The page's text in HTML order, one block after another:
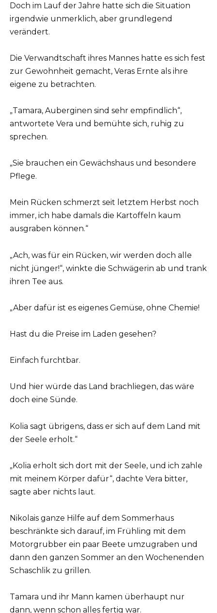
Doch im Lauf der Jahre hatte sich die Situation
irgendwie unmerklich, aber grundlegend
verändert.
Die Verwandtschaft ihres Mannes hatte es sich fest
zur Gewohnheit gemacht, Veras Ernte als ihre
eigene zu betrachten.
„Tamara, Auberginen sind sehr empfindlich“,
antwortete Vera und bemühte sich, ruhig zu
sprechen.
„Sie brauchen ein Gewächshaus und besondere
Pflege.
Mein Rücken schmerzt seit letztem Herbst noch
immer, ich habe damals die Kartoffeln kaum
ausgraben können.“
„Ach, was für ein Rücken, wir werden doch alle
nicht jünger!“, winkte die Schwägerin ab und trank
ihren Tee aus.
„Aber dafür ist es eigenes Gemüse, ohne Chemie!
Hast du die Preise im Laden gesehen?
Einfach furchtbar.
Und hier würde das Land brachliegen, das wäre
doch eine Sünde.
Kolia sagt übrigens, dass er sich auf dem Land mit
der Seele erholt.“
„Kolia erholt sich dort mit der Seele, und ich zahle
mit meinem Körper dafür“, dachte Vera bitter,
sagte aber nichts laut.
Nikolais ganze Hilfe auf dem Sommerhaus
beschränkte sich darauf, im Frühling mit dem
Motorgrubber ein paar Beete umzugraben und
dann den ganzen Sommer an den Wochenenden
Schaschlik zu grillen.
Tamara und ihr Mann kamen überhaupt nur
dann, wenn schon alles fertig war.